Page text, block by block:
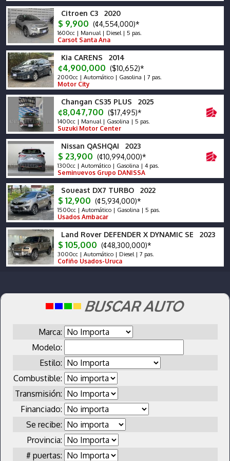
Citroen C3 2020
$ 9,900 (¢4,554,000)*
1600cc | Manual | Diesel | 5 pas.
Carsot Santa Ana
Kia CARENS 2014
¢4,900,000 ($10,652)*
2000cc | Automático | Gasolina | 7 pas.
Motor City
Changan CS35 PLUS 2025
¢8,047,700 ($17,495)*
1400cc | Manual | Gasolina | 5 pas.
Suzuki Motor Center
Nissan QASHQAI 2023
$ 23,900 (¢10,994,000)*
1300cc | Automático | Gasolina | 4 pas.
Seminuevos Grupo DANISSA
Soueast DX7 TURBO 2022
$ 12,900 (¢5,934,000)*
1500cc | Automático | Gasolina | 5 pas.
Usados Ambacar
Land Rover DEFENDER X DYNAMIC SE 2023
$ 105,000 (¢48,300,000)*
3000cc | Automático | Diesel | 7 pas.
Cofiño Usados-Uruca
Marca:
Modelo:
Estilo:
Combustible:
Transmisión:
Financiado:
Se recibe:
Provincia:
# puertas: